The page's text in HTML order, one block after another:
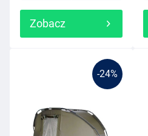
Zobacz
-24%